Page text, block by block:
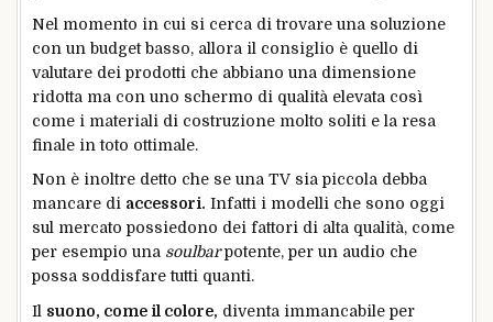
Nel momento in cui si cerca di trovare una soluzione
con un budget basso, allora il consiglio è quello di
valutare dei prodotti che abbiano una dimensione
ridotta ma con uno schermo di qualità elevata così
come i materiali di costruzione molto soliti e la resa
finale in toto ottimale.
Non è inoltre detto che se una TV sia piccola debba
mancare di accessori. Infatti i modelli che sono oggi
sul mercato possiedono dei fattori di alta qualità, come
per esempio una soulbarpotente, per un audio che
possa soddisfare tutti quanti.
Il suono, come il colore, diventa immancabile per